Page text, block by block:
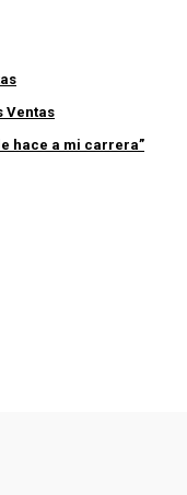
Ventas
hace a mi carrera”